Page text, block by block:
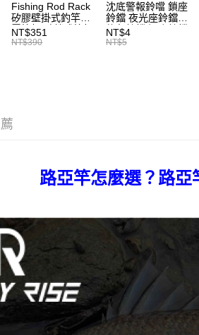
Fishing Rod Rack
矽膠壁掛式釣竿架
置竿架 壁鎖式竿架
釣竿展示架 T1086
NT$351
NT$390
沈底警報鈴噹 鎖座
鈴鐺 夜光座鈴鐺
釣魚鈴鐺 沉底鈴鐺
1入 可插
NT$4
NT$5
路亞竿怎麼選？路亞